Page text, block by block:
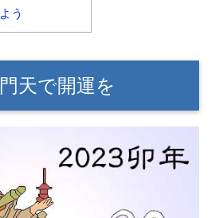
う
天で開運を